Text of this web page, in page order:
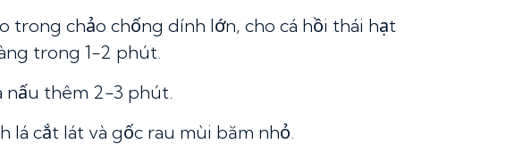
trong chảo chống dính lớn, cho cá hồi thái hạt
trong 1-2 phút.
nấu thêm 2-3 phút.
lá cắt lát và gốc rau mùi băm nhỏ.